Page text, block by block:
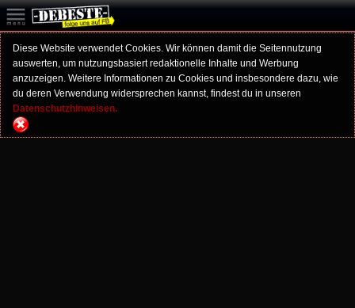
Diese Website verwendet Cookies. Wir können damit die Seitennutzung
auswerten, um nutzungsbasiert redaktionelle Inhalte und Werbung
anzuzeigen. Weitere Informationen zu Cookies und insbesondere dazu, wie
du deren Verwendung widersprechen kannst, findest du in unseren
Datenschutzhinweisen.